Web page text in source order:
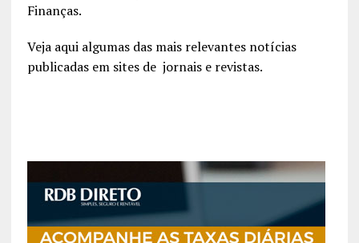
Finanças.
Veja aqui algumas das mais relevantes notícias
publicadas em sites de jornais e revistas.